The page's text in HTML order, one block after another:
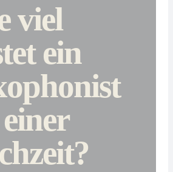
viel
ein